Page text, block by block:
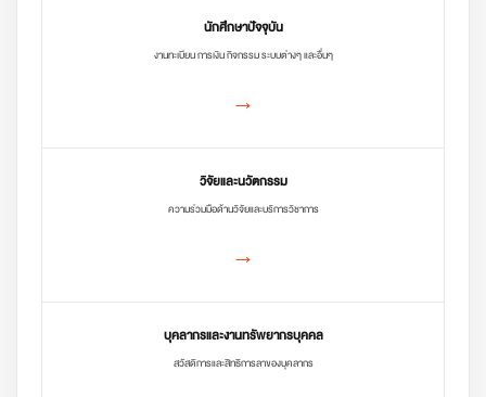
นักศึกษาปัจจุบัน
งานทะเบียน การเงิน กิจกรรม ระบบต่างๆ และอื่นๆ
→
วิจัยและนวัตกรรม
ความร่วมมือด้านวิจัยและบริการวิชาการ
→
บุคลากรและงานทรัพยากรบุคคล
สวัสดิการและสิทธิการลาของบุคลากร